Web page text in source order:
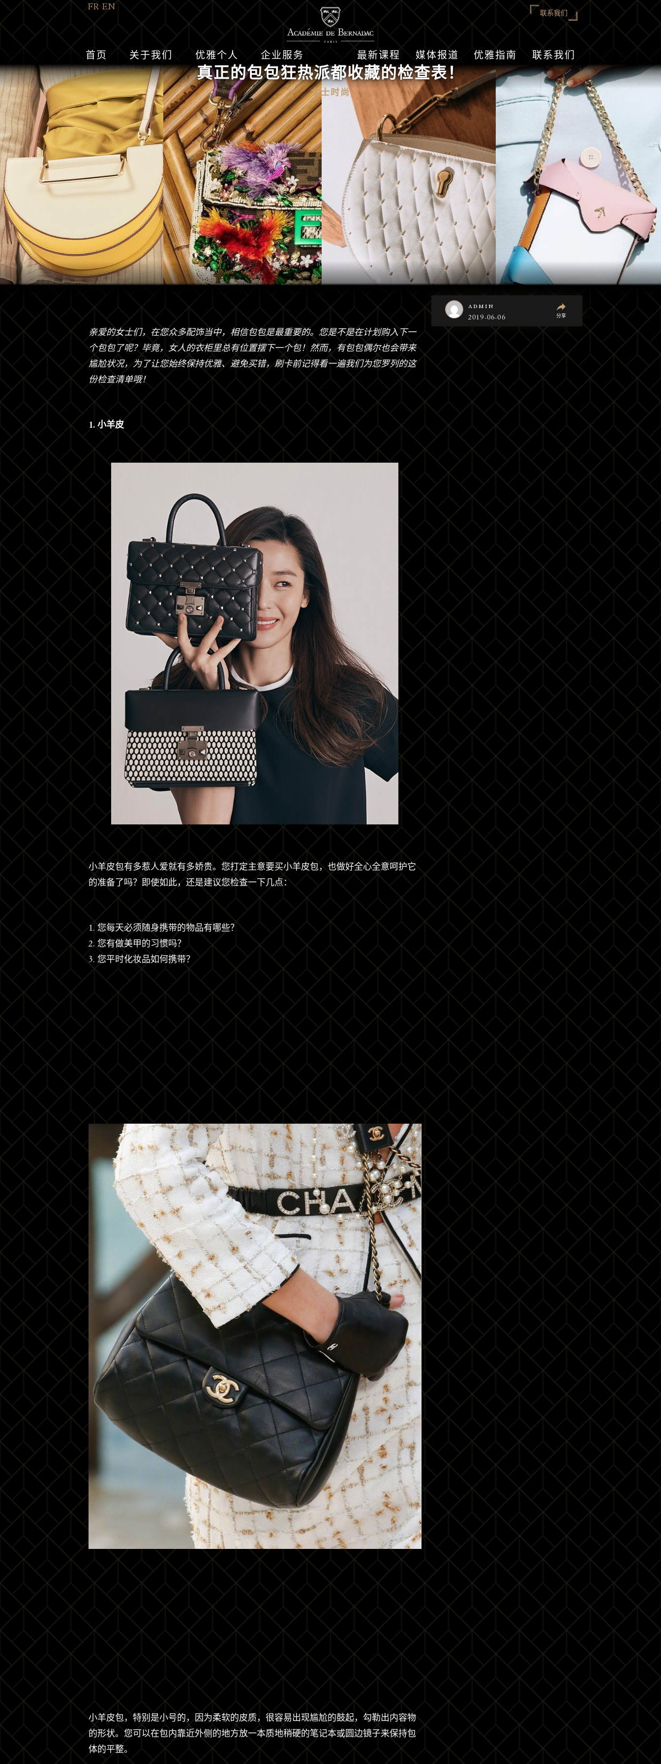
FREN
联系我们
首页 关于我们 优雅个人 企业服务 最新课程 媒体报道 优雅指南 联系我们
真正的包包狂热派都收藏的检查表！
女士时尚
admin
2019-06-06 分享
亲爱的女士们，在您众多配饰当中，相信包包是最重要的。您是不是在计划购入下一
个包包了呢？毕竟，女人的衣柜里总有位置摆下一个包！然而，有包包偶尔也会带来
尴尬状况，为了让您始终保持优雅、避免买错，刷卡前记得看一遍我们为您罗列的这
份检查清单哦！
1. 小羊皮
小羊皮包有多惹人爱就有多娇贵。您打定主意要买小羊皮包，也做好全心全意呵护它
的准备了吗？即使如此，还是建议您检查一下几点：
1. 您每天必须随身携带的物品有哪些？
2. 您有做美甲的习惯吗？
3. 您平时化妆品如何携带？
小羊皮包，特别是小号的，因为柔软的皮质，很容易出现尴尬的鼓起，勾勒出内容物
的形状。您可以在包内靠近外侧的地方放一本质地稍硬的笔记本或圆边镜子来保持包
体的平整。